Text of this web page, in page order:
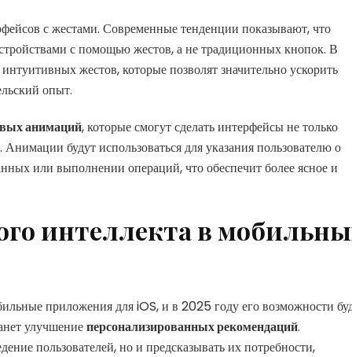
с жестами. Современные тенденции показывают, что
с помощью жестов, а не традиционных кнопок. В
жестов, которые позволят значительно ускорить
опыт.
анимаций, которые смогут сделать интерфейсы не только
будут использоваться для указания пользователю о
или выполнении операций, что обеспечит более ясное и
интеллекта в
приложения для iOS, и в 2025 году его возможности
улучшениеперсонализированных рекомендаций.
пользователей, но и предсказывать их потребности,